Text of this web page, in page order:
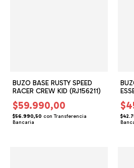
BUZO BASE RUSTY SPEED
RACER CREW KID (RJ156211)
$59.990,00
$56.990,50 con Transferencia
Bancaria